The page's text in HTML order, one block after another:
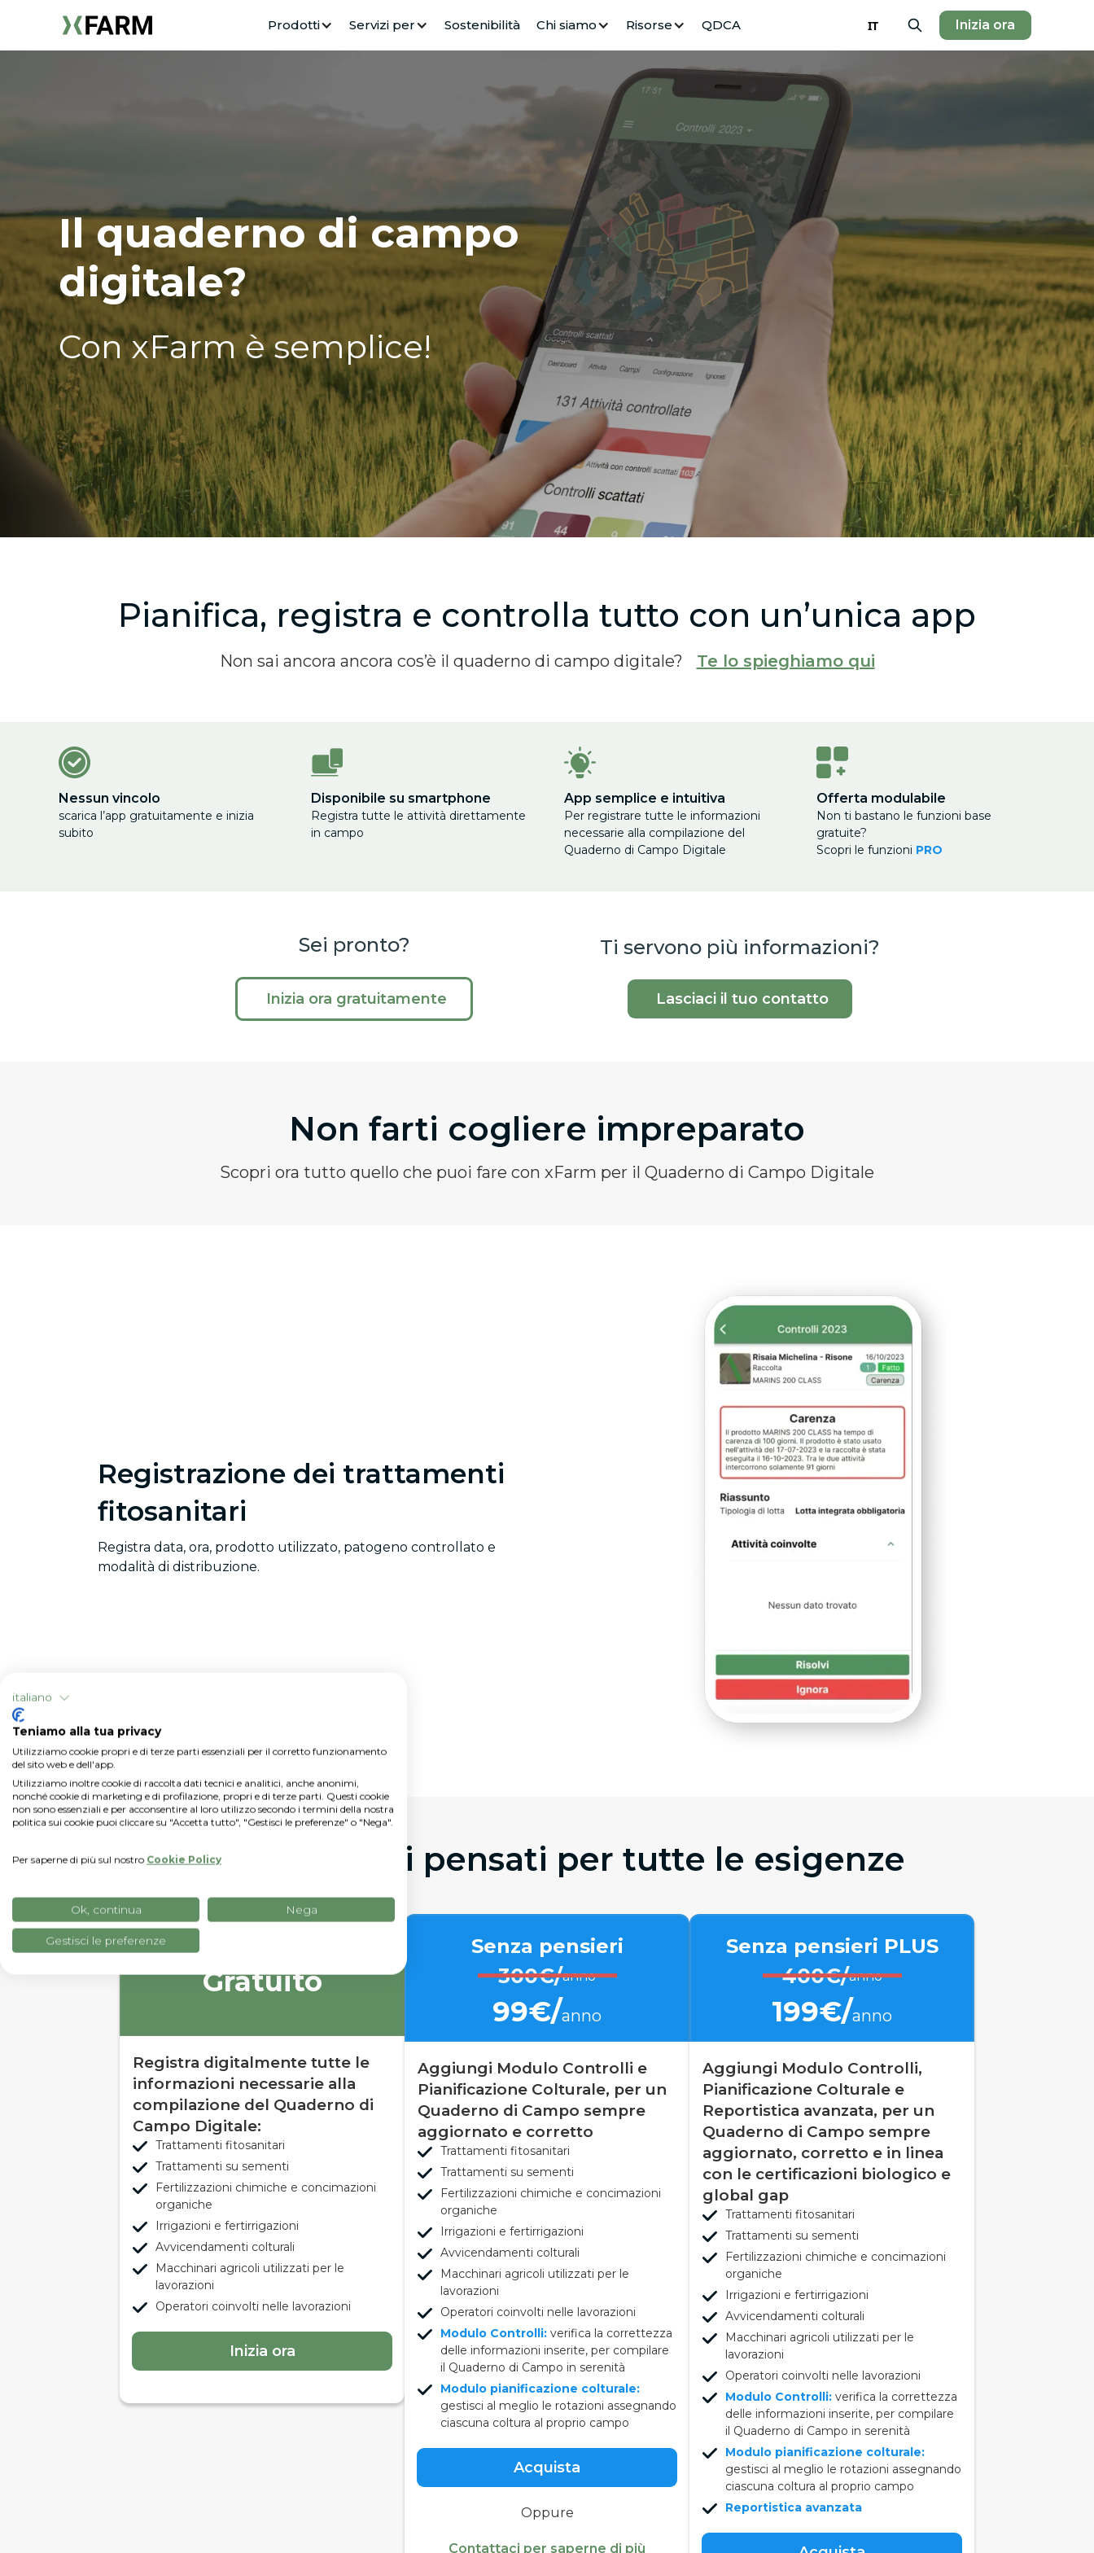
Prodotti Servizi per Sostenibilità Chi siamo Risorse QDCA IT Inizia ora
Il quaderno di campo
digitale?
Con xFarm è semplice!
Pianifica, registra e controlla tutto con un’unica app
Non sai ancora ancora cos’è il quaderno di campo digitale? Te lo spieghiamo qui
Nessun vincolo
scarica l’app gratuitamente e inizia
subito
Disponibile su smartphone
Registra tutte le attività direttamente
in campo
App semplice e intuitiva
Per registrare tutte le informazioni
necessarie alla compilazione del
Quaderno di Campo Digitale
Offerta modulabile
Non ti bastano le funzioni base
gratuite?
Scopri le funzioni PRO
Sei pronto?
Inizia ora gratuitamente
Ti servono più informazioni?
Lasciaci il tuo contatto
Non farti cogliere impreparato
Scopri ora tutto quello che puoi fare con xFarm per il Quaderno di Campo Digitale
Registrazione dei trattamenti
fitosanitari
Registra data, ora, prodotto utilizzato, patogeno controllato e
modalità di distribuzione.
Tre pacchetti pensati per tutte le esigenze
Gratuito
Registra digitalmente tutte le
informazioni necessarie alla
compilazione del Quaderno di
Campo Digitale:
Trattamenti fitosanitari
Trattamenti su sementi
Fertilizzazioni chimiche e concimazioni
organiche
Irrigazioni e fertirrigazioni
Avvicendamenti colturali
Macchinari agricoli utilizzati per le
lavorazioni
Operatori coinvolti nelle lavorazioni
Inizia ora
Senza pensieri
300€/anno
99€/anno
Aggiungi Modulo Controlli e
Pianificazione Colturale, per un
Quaderno di Campo sempre
aggiornato e corretto
Trattamenti fitosanitari
Trattamenti su sementi
Fertilizzazioni chimiche e concimazioni
organiche
Irrigazioni e fertirrigazioni
Avvicendamenti colturali
Macchinari agricoli utilizzati per le
lavorazioni
Operatori coinvolti nelle lavorazioni
Modulo Controlli: verifica la correttezza
delle informazioni inserite, per compilare
il Quaderno di Campo in serenità
Modulo pianificazione colturale:
gestisci al meglio le rotazioni assegnando
ciascuna coltura al proprio campo
Acquista
Oppure
Contattaci per saperne di più
Senza pensieri PLUS
400€/anno
199€/anno
Aggiungi Modulo Controlli,
Pianificazione Colturale e
Reportistica avanzata, per un
Quaderno di Campo sempre
aggiornato, corretto e in linea
con le certificazioni biologico e
global gap
Trattamenti fitosanitari
Trattamenti su sementi
Fertilizzazioni chimiche e concimazioni
organiche
Irrigazioni e fertirrigazioni
Avvicendamenti colturali
Macchinari agricoli utilizzati per le
lavorazioni
Operatori coinvolti nelle lavorazioni
Modulo Controlli: verifica la correttezza
delle informazioni inserite, per compilare
il Quaderno di Campo in serenità
Modulo pianificazione colturale:
gestisci al meglio le rotazioni assegnando
ciascuna coltura al proprio campo
Reportistica avanzata
italiano
Teniamo alla tua privacy
Utilizziamo cookie propri e di terze parti essenziali per il corretto funzionamento
del sito web e dell'app.
Utilizziamo inoltre cookie di raccolta dati tecnici e analitici, anche anonimi,
nonché cookie di marketing e di profilazione, propri e di terze parti. Questi cookie
non sono essenziali e per acconsentire al loro utilizzo secondo i termini della nostra
politica sui cookie puoi cliccare su "Accetta tutto", "Gestisci le preferenze" o "Nega".
Per saperne di più sul nostro Cookie Policy
Ok, continua Nega
Gestisci le preferenze